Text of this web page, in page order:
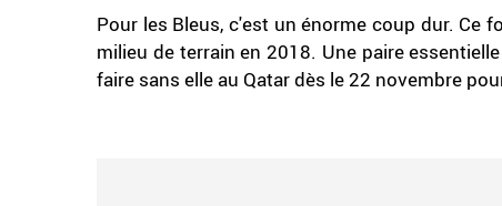
Pour les Bleus, c'est un énorme coup dur. Ce
milieu de terrain en 2018. Une paire
faire sans elle au Qatar dès le 22 novembre